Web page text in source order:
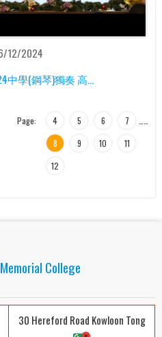
12/2024
中學(鋼琴)獨奏 高...
Page: 4 5 6
7
8
9 10
11
12
College
30 Hereford Road Kowloon Tong